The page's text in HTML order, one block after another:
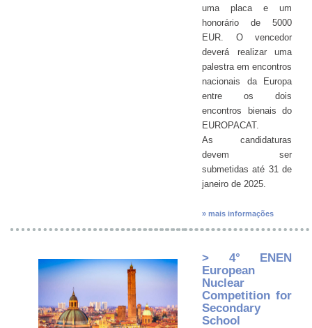
uma placa e um
honorário de 5000
EUR. O vencedor
deverá realizar uma
palestra em encontros
nacionais da Europa
entre os dois
encontros bienais do
EUROPACAT.
As candidaturas
devem ser
submetidas até 31 de
janeiro de 2025.
» mais informações
> 4° ENEN
European
Nuclear
Competition for
Secondary
School